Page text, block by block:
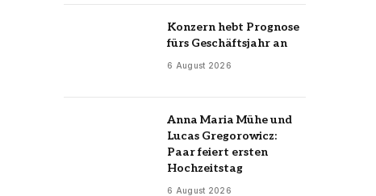
Konzern hebt Prognose
fürs Geschäftsjahr an
6 August 2026
Anna Maria Mühe und
Lucas Gregorowicz:
Paar feiert ersten
Hochzeitstag
6 August 2026